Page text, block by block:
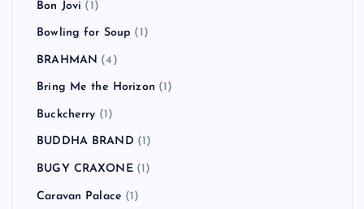
Bon Jovi (1)
Bowling for Soup (1)
BRAHMAN (4)
Bring Me the Horizon (1)
Buckcherry (1)
BUDDHA BRAND (1)
BUGY CRAXONE(1)
Caravan Palace (1)